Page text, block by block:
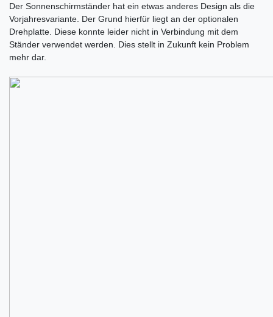
Der Sonnenschirmständer hat ein etwas anderes Design als die
Vorjahresvariante. Der Grund hierfür liegt an der optionalen
Drehplatte. Diese konnte leider nicht in Verbindung mit dem
Ständer verwendet werden. Dies stellt in Zukunft kein Problem
mehr dar.